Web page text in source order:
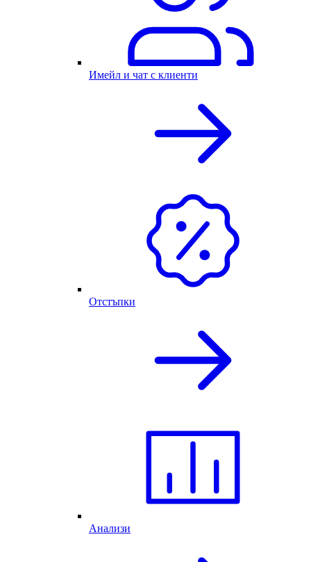
Имейл и чат с клиенти
Отстъпки
Анализи